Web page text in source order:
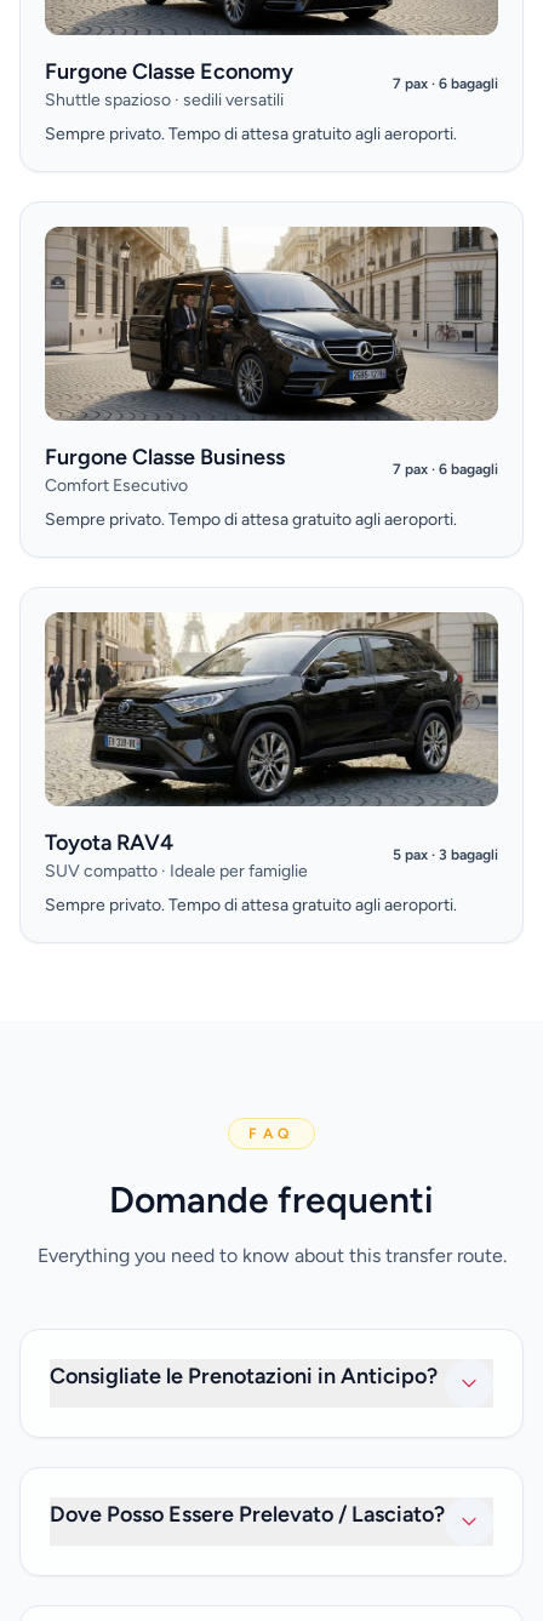
Furgone Classe Economy
Shuttle spazioso · sedili versatili
7 pax · 6 bagagli
Sempre privato. Tempo di attesa gratuito agli aeroporti.
Furgone Classe Business
Comfort Esecutivo
7 pax · 6 bagagli
Sempre privato. Tempo di attesa gratuito agli aeroporti.
Toyota RAV4
SUV compatto · Ideale per famiglie
5 pax · 3 bagagli
Sempre privato. Tempo di attesa gratuito agli aeroporti.
FAQ
Domande frequenti
Everything you need to know about this transfer route.
Consigliate le Prenotazioni in Anticipo?
tuo shuttle sia pronto per te in orario. Hai bisogno di
viaggiare lo stesso giorno? Non preoccuparti. Faremo
richieste dell'ultimo minuto.
Dove Posso Essere Prelevato / Lasciato?